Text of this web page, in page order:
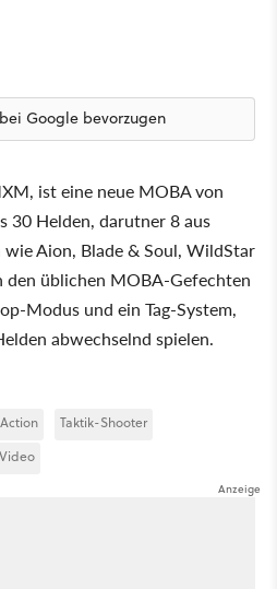
Google bevorzugen
ist eine neue MOBA von
30 Helden, darutner 8 aus
Aion, Blade & Soul, WildStar
den üblichen MOBA-Gefechten
Modus und ein Tag-System,
abwechselnd spielen.
Action
Taktik-Shooter
Video